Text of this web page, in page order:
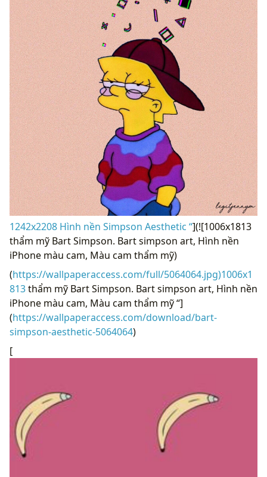
1242x2208 Hình nền Simpson Aesthetic “](![1006x1813
thẩm mỹ Bart Simpson. Bart simpson art, Hình nền
iPhone màu cam, Màu cam thẩm mỹ)
(https://wallpaperaccess.com/full/5064064.jpg)1006x1
813thẩm mỹ Bart Simpson. Bart simpson art, Hình nền
iPhone màu cam, Màu cam thẩm mỹ “]
(https://wallpaperaccess.com/download/bart-
simpson-aesthetic-5064064)
[